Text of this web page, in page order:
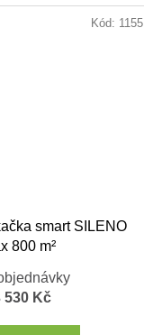
smart SILENO
800 m²
530 Kč
Kód: 1155